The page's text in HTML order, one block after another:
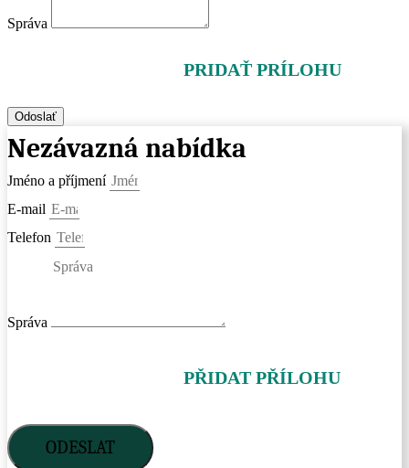
Správa
PRIDAŤ PRÍLOHU
Odoslať
Nezávazná nabídka
Jméno a příjmení
E-mail
Telefon
Správa
PŘIDAT PŘÍLOHU
ODESLAT